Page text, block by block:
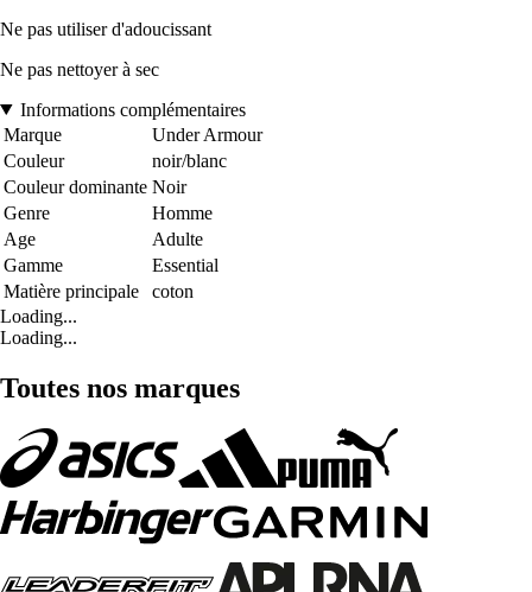
Ne pas utiliser d'adoucissant
Ne pas nettoyer à sec
Informations complémentaires
Marque
Under Armour
Couleur
noir/blanc
Couleur dominante Noir
Genre
Homme
Age
Adulte
Gamme
Essential
Matière principale
coton
Loading...
Loading...
Toutes nos marques